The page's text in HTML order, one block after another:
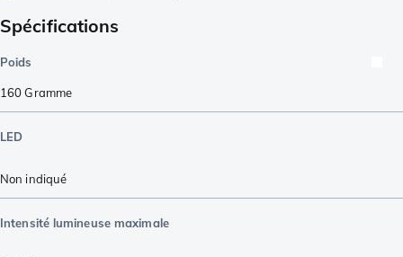
Spécifications
Poids
160Gramme
LED
Non indiqué
Intensité lumineuse maximale